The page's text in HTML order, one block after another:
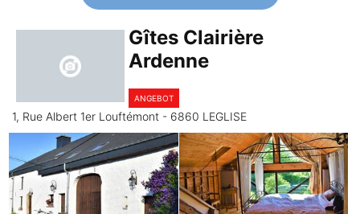
Gîtes Clairière
Ardenne
ANGEBOT
1, Rue Albert 1er Louftémont - 6860 LEGLISE